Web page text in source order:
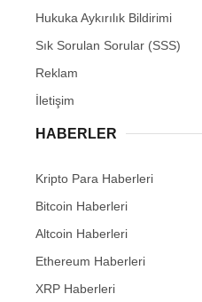
Hukuka Aykırılık Bildirimi
Sık Sorulan Sorular (SSS)
Reklam
İletişim
HABERLER
Kripto Para Haberleri
Bitcoin Haberleri
Altcoin Haberleri
Ethereum Haberleri
XRP Haberleri